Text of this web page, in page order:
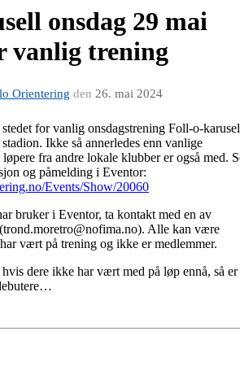
onsdag 29 mai
vanlig trening
Orientering den 26. mai 2024
for vanlig onsdagstrening Foll-o-
Ikke så annerledes enn vanlige
fra andre lokale klubber er også med.
og påmelding i Eventor:
Events/Show/20060
bruker i Eventor, ta kontakt med en av
Alle kan være
vært på trening og ikke er medlemmer.
dere ikke har vært med på løp ennå, så er